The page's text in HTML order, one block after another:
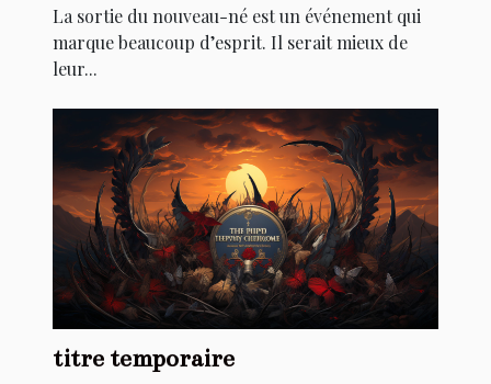
son baptême ?
La sortie du nouveau-né est un événement qui
marque beaucoup d’esprit. Il serait mieux de
leur...
titre temporaire